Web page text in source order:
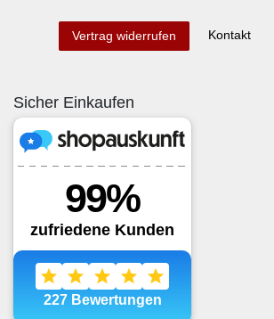
Vertrag widerrufen Kontakt
Sicher Einkaufen